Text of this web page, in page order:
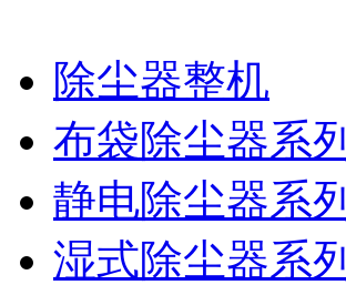
除尘器整机
布袋除尘器系列
静电除尘器系列
湿式除尘器系列